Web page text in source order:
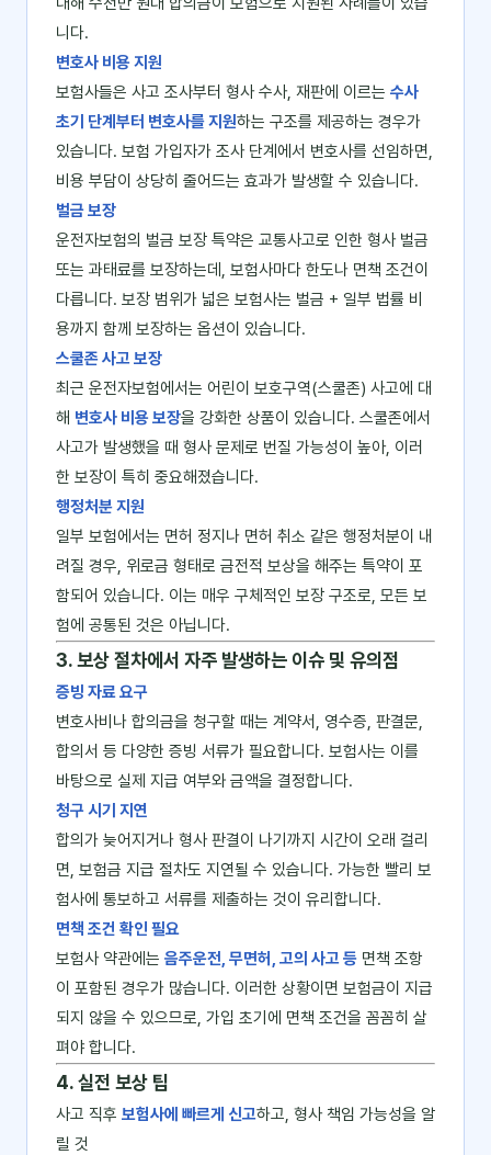
니다.
변호사 비용 지원
보험사들은 사고 조사부터 형사 수사, 재판에 이르는 수사
초기 단계부터 변호사를 지원하는 구조를 제공하는 경우가
있습니다. 보험 가입자가 조사 단계에서 변호사를 선임하면,
비용 부담이 상당히 줄어드는 효과가 발생할 수 있습니다.
벌금 보장
운전자보험의 벌금 보장 특약은 교통사고로 인한 형사 벌금
또는 과태료를 보장하는데, 보험사마다 한도나 면책 조건이
다릅니다. 보장 범위가 넓은 보험사는 벌금 + 일부 법률 비
용까지 함께 보장하는 옵션이 있습니다.
스쿨존 사고 보장
최근 운전자보험에서는 어린이 보호구역(스쿨존) 사고에 대
해 변호사 비용 보장을 강화한 상품이 있습니다. 스쿨존에서
사고가 발생했을 때 형사 문제로 번질 가능성이 높아, 이러
한 보장이 특히 중요해졌습니다.
행정처분 지원
일부 보험에서는 면허 정지나 면허 취소 같은 행정처분이 내
려질 경우, 위로금 형태로 금전적 보상을 해주는 특약이 포
함되어 있습니다. 이는 매우 구체적인 보장 구조로, 모든 보
험에 공통된 것은 아닙니다.
3. 보상 절차에서 자주 발생하는 이슈 및 유의점
증빙 자료 요구
변호사비나 합의금을 청구할 때는 계약서, 영수증, 판결문,
합의서 등 다양한 증빙 서류가 필요합니다. 보험사는 이를
바탕으로 실제 지급 여부와 금액을 결정합니다.
청구 시기 지연
합의가 늦어지거나 형사 판결이 나기까지 시간이 오래 걸리
면, 보험금 지급 절차도 지연될 수 있습니다. 가능한 빨리 보
험사에 통보하고 서류를 제출하는 것이 유리합니다.
면책 조건 확인 필요
보험사 약관에는 음주운전, 무면허, 고의 사고 등 면책 조항
이 포함된 경우가 많습니다. 이러한 상황이면 보험금이 지급
되지 않을 수 있으므로, 가입 초기에 면책 조건을 꼼꼼히 살
펴야 합니다.
4. 실전 보상 팁
사고 직후 보험사에 빠르게 신고하고, 형사 책임 가능성을 알
릴 것